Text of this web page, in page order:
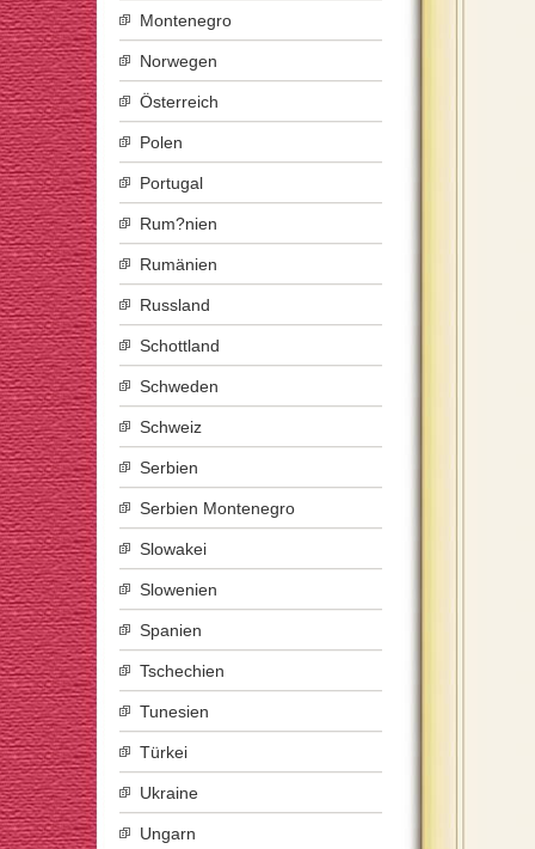
Montenegro
Norwegen
Österreich
Polen
Portugal
Rum?nien
Rumänien
Russland
Schottland
Schweden
Schweiz
Serbien
Serbien Montenegro
Slowakei
Slowenien
Spanien
Tschechien
Tunesien
Türkei
Ukraine
Ungarn